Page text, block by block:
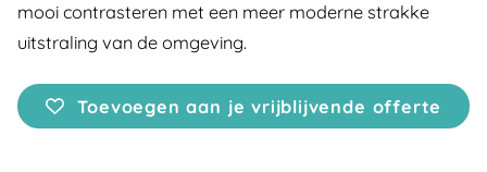
mooi contrasteren met een meer moderne strakke
uitstraling van de omgeving.
Toevoegen aan je vrijblijvende offerte